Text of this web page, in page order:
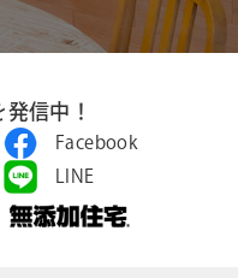
信中！
Facebook
LINE